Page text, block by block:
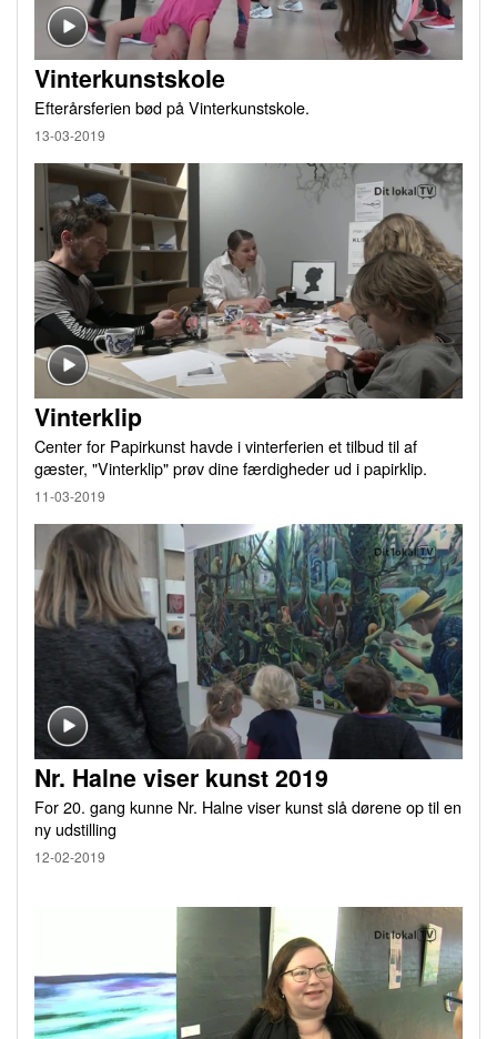
Vinterkunstskole
Efterårsferien bød på Vinterkunstskole.
13-03-2019
Vinterklip
Center for Papirkunst havde i vinterferien et tilbud til af
gæster, "Vinterklip" prøv dine færdigheder ud i papirklip.
11-03-2019
Nr. Halne viser kunst 2019
For 20. gang kunne Nr. Halne viser kunst slå dørene op til en
ny udstilling
12-02-2019